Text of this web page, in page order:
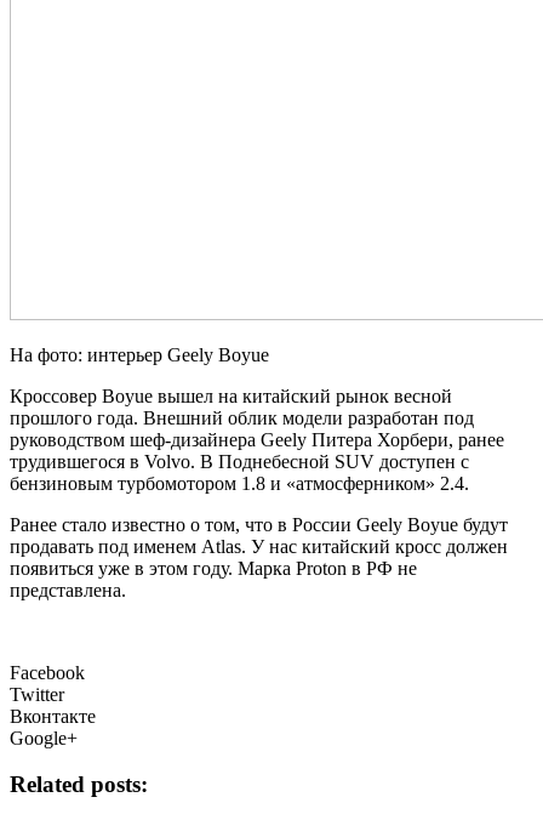
На фото: интерьер Geely Boyue
Кроссовер Boyue вышел на китайский рынок весной
прошлого года. Внешний облик модели разработан под
руководством шеф-дизайнера Geely Питера Хорбери, ранее
трудившегося в Volvo. В Поднебесной SUV доступен с
бензиновым турбомотором 1.8 и «атмосферником» 2.4.
Ранее стало известно о том, что в России Geely Boyue будут
продавать под именем Atlas. У нас китайский кросс должен
появиться уже в этом году. Марка Proton в РФ не
представлена.
Facebook
Twitter
Вконтакте
Google+
Related posts: